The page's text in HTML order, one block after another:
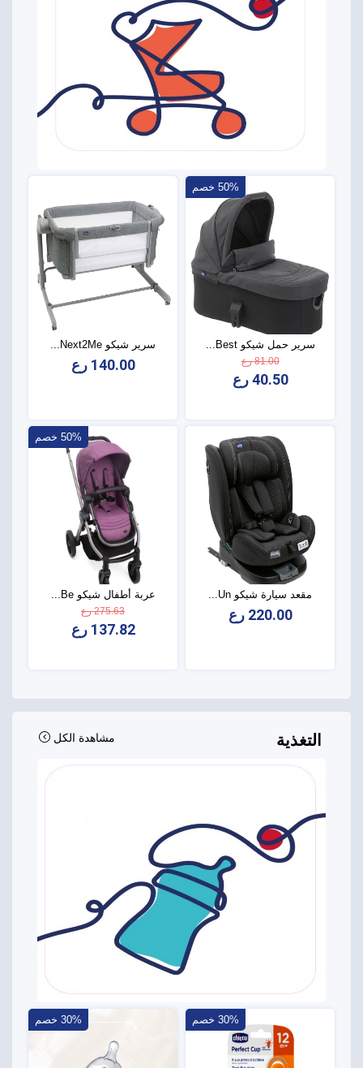
50% خصم
سرير حمل شيكو Best...
81.00 رع
40.50 رع
سرير شيكو Next2Me...
140.00 رع
مقعد سيارة شيكو Un...
220.00 رع
50% خصم
عربة أطفال شيكو Be...
275.63 رع
137.82 رع
التغذية مشاهدة الكل
30% خصم 30% خصم